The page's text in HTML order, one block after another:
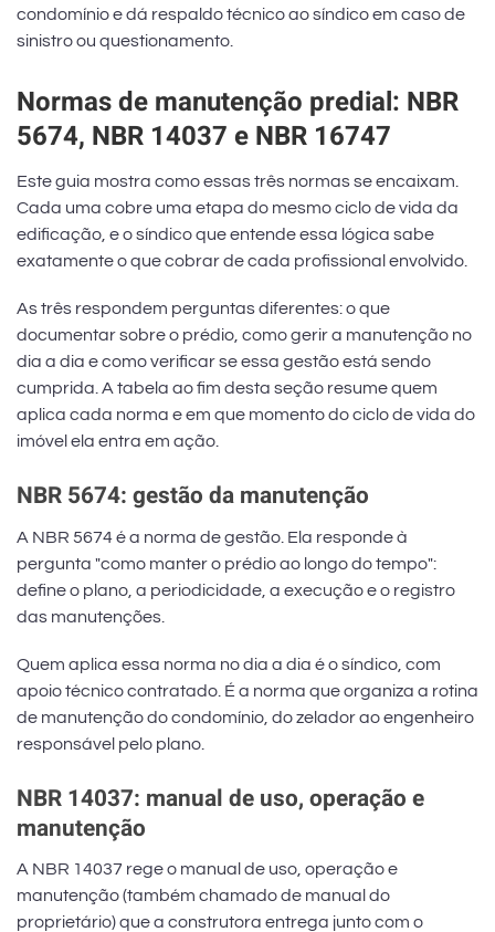
condomínio e dá respaldo técnico ao síndico em caso de
sinistro ou questionamento.
Normas de manutenção predial: NBR
5674, NBR 14037 e NBR 16747
Este guia mostra como essas três normas se encaixam.
Cada uma cobre uma etapa do mesmo ciclo de vida da
edificação, e o síndico que entende essa lógica sabe
exatamente o que cobrar de cada profissional envolvido.
As três respondem perguntas diferentes: o que
documentar sobre o prédio, como gerir a manutenção no
dia a dia e como verificar se essa gestão está sendo
cumprida. A tabela ao fim desta seção resume quem
aplica cada norma e em que momento do ciclo de vida do
imóvel ela entra em ação.
NBR 5674: gestão da manutenção
A NBR 5674 é a norma de gestão. Ela responde à
pergunta "como manter o prédio ao longo do tempo":
define o plano, a periodicidade, a execução e o registro
das manutenções.
Quem aplica essa norma no dia a dia é o síndico, com
apoio técnico contratado. É a norma que organiza a rotina
de manutenção do condomínio, do zelador ao engenheiro
responsável pelo plano.
NBR 14037: manual de uso, operação e
manutenção
A NBR 14037 rege o manual de uso, operação e
manutenção (também chamado de manual do
proprietário) que a construtora entrega junto com o